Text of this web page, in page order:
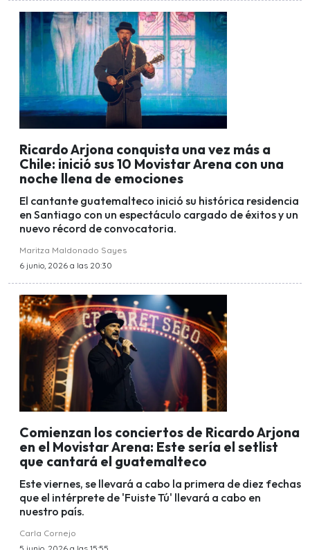
Ricardo Arjona conquista una vez más a
Chile: inició sus 10 Movistar Arena con una
noche llena de emociones
El cantante guatemalteco inició su histórica residencia
en Santiago con un espectáculo cargado de éxitos y un
nuevo récord de convocatoria.
Maritza Maldonado Sayes
6 junio, 2026 a las 20:30
Comienzan los conciertos de Ricardo Arjona
en el Movistar Arena: Este sería el setlist
que cantará el guatemalteco
Este viernes, se llevará a cabo la primera de diez fechas
que el intérprete de 'Fuiste Tú' llevará a cabo en
nuestro país.
Carla Cornejo